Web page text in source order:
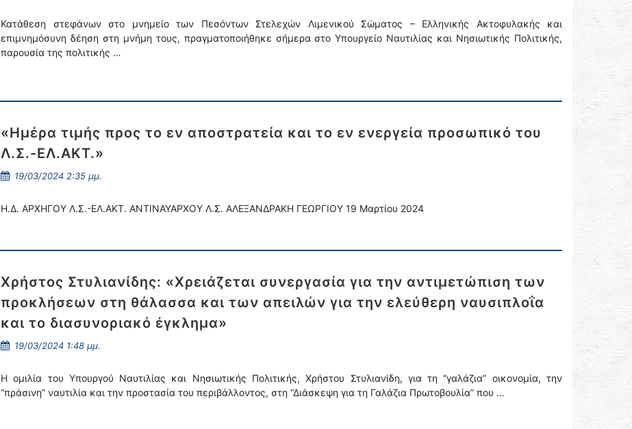
Κατάθεση στεφάνων στο μνημείο των Πεσόντων Στελεχών Λιμενικού Σώματος – Ελληνικής Ακτοφυλακής και
επιμνημόσυνη δέηση στη μνήμη τους, πραγματοποιήθηκε σήμερα στο Υπουργείο Ναυτιλίας και Νησιωτικής Πολιτικής,
παρουσία της πολιτικής …
«Ημέρα τιμής προς το εν αποστρατεία και το εν ενεργεία προσωπικό του
Λ.Σ.-ΕΛ.ΑΚΤ.»
19/03/2024 2:35 μμ.
Η.Δ. ΑΡΧΗΓΟΥ Λ.Σ.-ΕΛ.ΑΚΤ. ΑΝΤΙΝΑΥΑΡΧΟΥ Λ.Σ. ΑΛΕΞΑΝΔΡΑΚΗ ΓΕΩΡΓΙΟΥ 19 Μαρτίου 2024
Χρήστος Στυλιανίδης: «Χρειάζεται συνεργασία για την αντιμετώπιση των
προκλήσεων στη θάλασσα και των απειλών για την ελεύθερη ναυσιπλοΐα
και το διασυνοριακό έγκλημα»
19/03/2024 1:48 μμ.
Η ομιλία του Υπουργού Ναυτιλίας και Νησιωτικής Πολιτικής, Xρήστου Στυλιανίδη, για τη “γαλάζια” οικονομία, την
“πράσινη” ναυτιλία και την προστασία του περιβάλλοντος, στη “Διάσκεψη για τη Γαλάζια Πρωτοβουλία” που …